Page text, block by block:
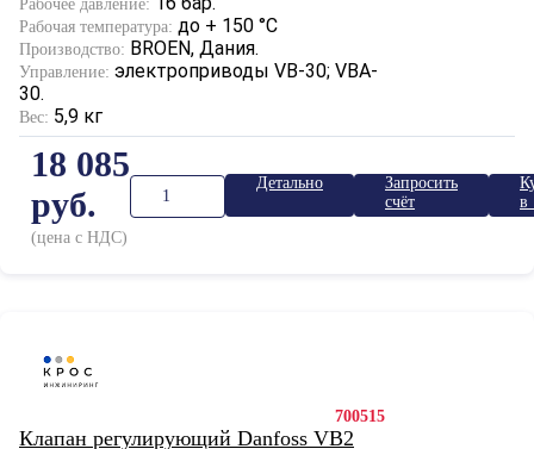
Рабочее давление:
Рабочая температура: до + 150 °С
Производство: BROEN, Дания.
Управление: электроприводы VB-30; VBA-
30.
Вес: 5,9 кг
18 085
руб.
(цена с НДС)
Детально
Запросить
счёт
в
700515
Клапан регулирующий Danfoss VB2